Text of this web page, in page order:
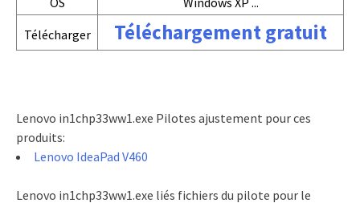
Télécharger
Téléchargement gratuit
Lenovo in1chp33ww1.exe Pilotes ajustement pour ces
produits:
Lenovo IdeaPad V460
Lenovo in1chp33ww1.exe liés fichiers du pilote pour le